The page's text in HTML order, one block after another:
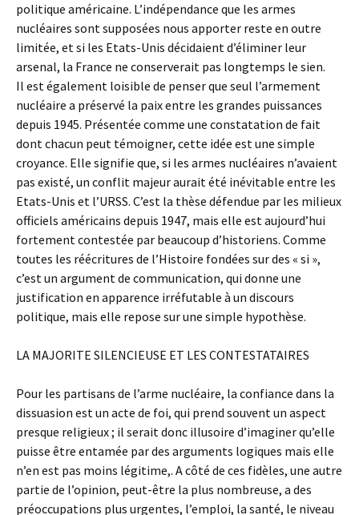
politique américaine. L’indépendance que les armes
nucléaires sont supposées nous apporter reste en outre
limitée, et si les Etats-Unis décidaient d’éliminer leur
arsenal, la France ne conserverait pas longtemps le sien.
Il est également loisible de penser que seul l’armement
nucléaire a préservé la paix entre les grandes puissances
depuis 1945. Présentée comme une constatation de fait
dont chacun peut témoigner, cette idée est une simple
croyance. Elle signifie que, si les armes nucléaires n’avaient
pas existé, un conflit majeur aurait été inévitable entre les
Etats-Unis et l’URSS. C’est la thèse défendue par les milieux
officiels américains depuis 1947, mais elle est aujourd’hui
fortement contestée par beaucoup d’historiens. Comme
toutes les réécritures de l’Histoire fondées sur des « si »,
c’est un argument de communication, qui donne une
justification en apparence irréfutable à un discours
politique, mais elle repose sur une simple hypothèse.
LA MAJORITE SILENCIEUSE ET LES CONTESTATAIRES
Pour les partisans de l’arme nucléaire, la confiance dans la
dissuasion est un acte de foi, qui prend souvent un aspect
presque religieux ; il serait donc illusoire d’imaginer qu’elle
puisse être entamée par des arguments logiques mais elle
n’en est pas moins légitime,. A côté de ces fidèles, une autre
partie de l’opinion, peut-être la plus nombreuse, a des
préoccupations plus urgentes, l’emploi, la santé, le niveau